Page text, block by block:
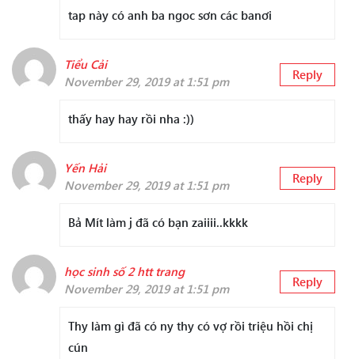
tap này có anh ba ngoc sơn các banơi
Tiểu Cải
November 29, 2019 at 1:51 pm
Reply
thấy hay hay rồi nha :))
Yến Hải
November 29, 2019 at 1:51 pm
Reply
Bả Mít làm j đã có bạn zaiiii..kkkk
học sinh số 2 htt trang
November 29, 2019 at 1:51 pm
Reply
Thy làm gì đã có ny thy có vợ rồi triệu hồi chị
cún